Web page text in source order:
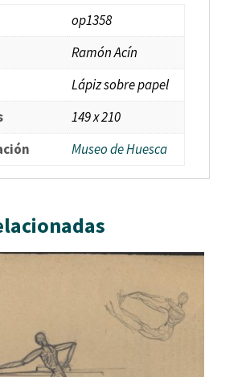
op1358
Ramón Acín
Lápiz sobre papel
149 x 210
Museo de Huesca